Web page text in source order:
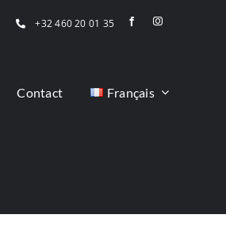
+32 460 20 01 35
Contact Français